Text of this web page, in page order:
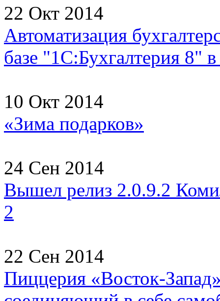
22 Окт 2014
Автоматизация
базе "1С:Бухгалтерия
10 Окт 2014
«Зима подарков»
24 Сен 2014
Вышел релиз 2.0.9.2
2
22 Сен 2014
Пиццерия «Восток-